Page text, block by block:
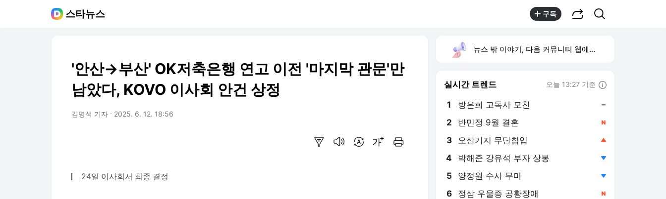
스타뉴스 구독
'안산→부산' OK저축은행 연고 이전 '마지막 관문'만
남았다, KOVO 이사회 안건 상정
김명석 기자 2025. 6. 12. 18:56
24일 이사회서 최종 결정
뉴스 밖 이야기, 다음 커뮤니티 웹에서 보기
실시간 트렌드 오늘 13:27 기준
1 방은희 고독사 모친
2 반민정 9월 결혼
3 오산기지 무단침입
4 박해준 강유석 부자 상봉
5 양정원 수사 무마
6 정삼 우울증 공황장애